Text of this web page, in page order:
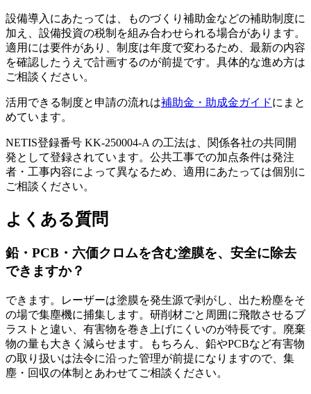
設備導入にあたっては、ものづくり補助金などの補助制度に
加え、設備投資の税制を組み合わせられる場合があります。
適用には要件があり、制度は年度で変わるため、最新の内容
を確認したうえで計画するのが前提です。具体的な進め方は
ご相談ください。
活用できる制度と申請の流れは補助金・助成金ガイドにまと
めています。
NETIS登録番号 KK-250004-A の工法は、関係各社の共同開
発として登録されています。公共工事での加点条件は発注
者・工事内容によって異なるため、適用にあたっては個別に
ご相談ください。
よくある質問
鉛・PCB・六価クロムを含む塗膜を、安全に除去
できますか？
できます。レーザーは塗膜を発生源で剥がし、出た粉塵をそ
の場で集塵機に捕集します。研削材ごと周囲に飛散させるブ
ラストと違い、有害物を巻き上げにくいのが特長です。廃棄
物の量も大きく減らせます。もちろん、鉛やPCBなど有害物
の取り扱いは法令に沿った管理が前提になりますので、集
塵・回収の体制とあわせてご相談ください。